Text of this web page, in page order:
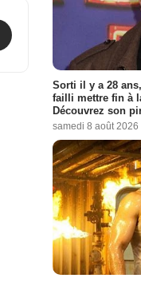
Sorti il y a 28
failli mettre fin à
Découvrez son
samedi 8 août 2026